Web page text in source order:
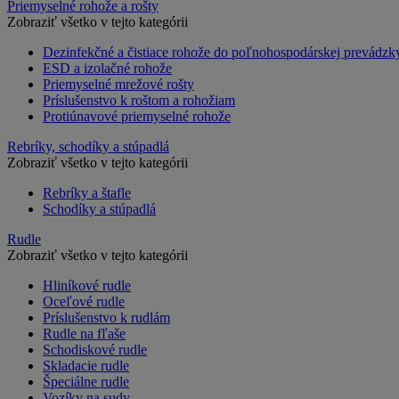
Priemyselné rohože a rošty
Zobraziť všetko v tejto kategórii
Dezinfekčné a čistiace rohože do poľnohospodárskej
ESD a izolačné rohože
Priemyselné mrežové rošty
Príslušenstvo k roštom a rohožiam
Protiúnavové priemyselné rohože
Rebríky, schodíky a stúpadlá
Zobraziť všetko v tejto kategórii
Rebríky a štafle
Schodíky a stúpadlá
Rudle
Zobraziť všetko v tejto kategórii
Hliníkové rudle
Oceľové rudle
Príslušenstvo k rudlám
Rudle na fľaše
Schodiskové rudle
Skladacie rudle
Špeciálne rudle